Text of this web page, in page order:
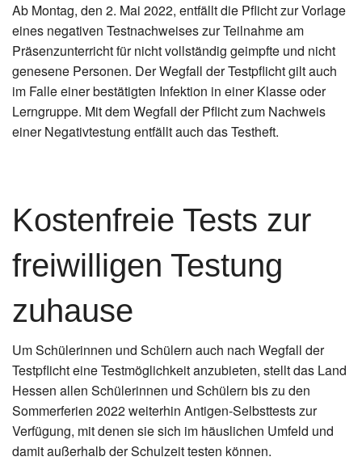
Ab Montag, den 2. Mai 2022, entfällt die Pflicht zur Vorlage
eines negativen Testnachweises zur Teilnahme am
Präsenzunterricht für nicht vollständig geimpfte und nicht
genesene Personen. Der Wegfall der Testpflicht gilt auch
im Falle einer bestätigten Infektion in einer Klasse oder
Lerngruppe. Mit dem Wegfall der Pflicht zum Nachweis
einer Negativtestung entfällt auch das Testheft.
Kostenfreie Tests zur
freiwilligen Testung
zuhause
Um Schülerinnen und Schülern auch nach Wegfall der
Testpflicht eine Testmöglichkeit anzubieten, stellt das Land
Hessen allen Schülerinnen und Schülern bis zu den
Sommerferien 2022 weiterhin Antigen-Selbsttests zur
Verfügung, mit denen sie sich im häuslichen Umfeld und
damit außerhalb der Schulzeit testen können.